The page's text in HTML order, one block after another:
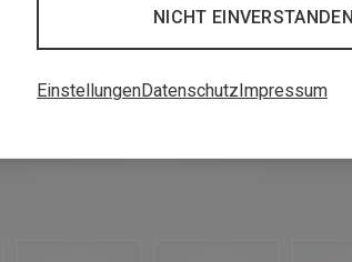
NICHT EINVERSTANDEN
EinstellungenDatenschutz Impressum